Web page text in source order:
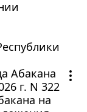
Абакана
г. N 322
на